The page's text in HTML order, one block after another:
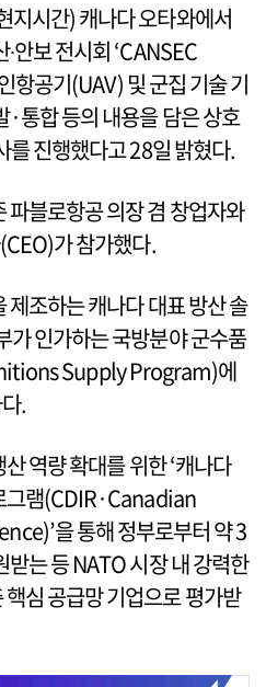
지시간) 캐나다 오타와에서
안보 전시회 ‘CANSEC
항공기(UAV) 및 군집 기술 기
·통합 등의 내용을 담은 상호
진행했다고 28일 밝혔다.
파블로항공 의장 겸 창업자와
가 참가했다.
제조하는 캐나다 대표 방산 솔
가 인가하는 국방분야 군수품
Supply Program)에
.
역량 확대를 위한 ‘캐나다
그램(CDIR·Canadian
을 통해 정부로부터 약 3
받는 등 NATO 시장 내 강력한
심 공급망 기업으로 평가받